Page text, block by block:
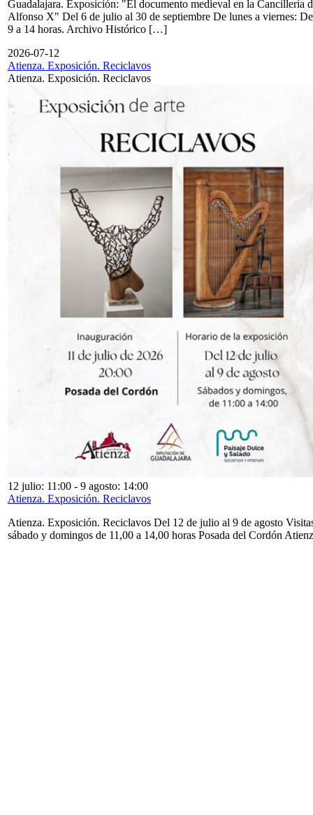
Guadalajara. Exposición: "El documento medieval en la Cancillería
Alfonso X" Del 6 de julio al 30 de septiembre De lunes a viernes: De
9 a 14 horas. Archivo Histórico […]
2026-07-12
Atienza. Exposición. Reciclavos
Atienza. Exposición. Reciclavos
12 julio: 11:00 - 9 agosto: 14:00
Atienza. Exposición. Reciclavos
Atienza. Exposición. Reciclavos Del 12 de julio al 9 de agosto
sábado y domingos de 11,00 a 14,00 horas Posada del Cordón